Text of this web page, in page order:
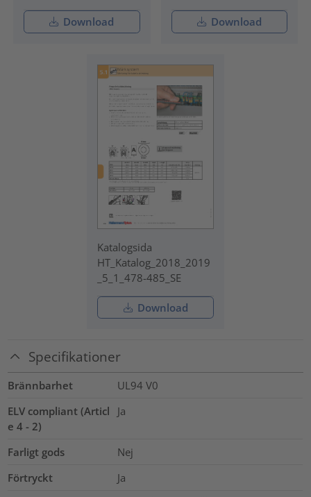
Download Download
Katalogsida
HT_Katalog_2018_2019
_5_1_478-485_SE
Download
Specifikationer
Brännbarhet
UL94 V0
ELV compliant (Articl
e 4 - 2)
Ja
Farligt gods
Nej
Förtryckt
Ja